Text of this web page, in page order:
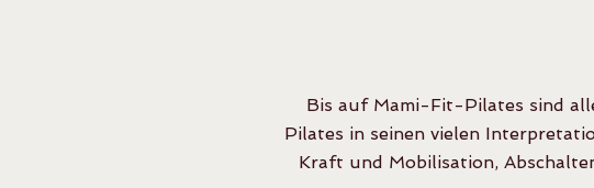
Bis auf Mami-Fit-Pilates sind
Pilates in seinen vielen
Kraft und Mobilisation,